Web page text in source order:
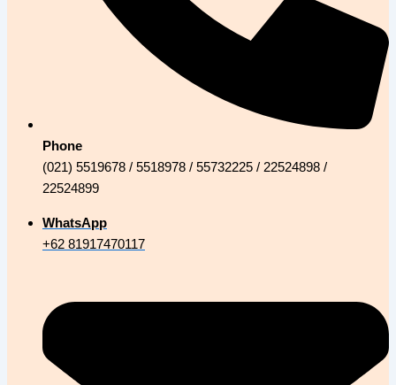
Phone
(021) 5519678 / 5518978 / 55732225 / 22524898 /
22524899
WhatsApp
+62 81917470117